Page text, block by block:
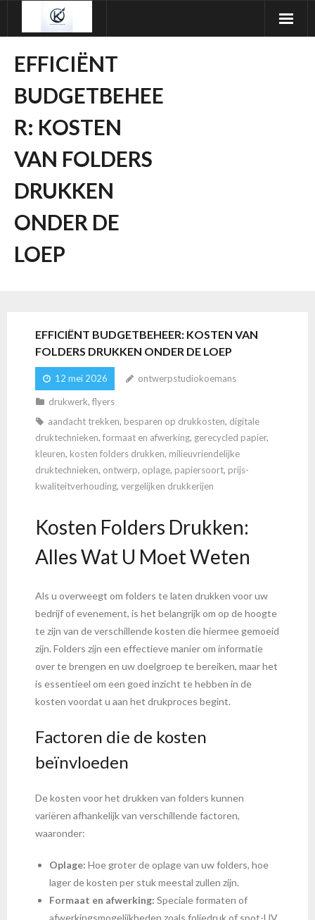
inhoudEFFICIËNT
BUDGETBEHEE
R: KOSTEN
VAN FOLDERS
DRUKKEN
ONDER DE
LOEP
EFFICIËNT BUDGETBEHEER: KOSTEN VAN
FOLDERS DRUKKEN ONDER DE LOEP
12 mei 2026 ontwerpstudiokoemans
drukwerk, flyers
aandacht trekken, besparen op drukkosten, digitale
druktechnieken, formaat en afwerking, gerecycled papier,
kleuren, kosten folders drukken, milieuvriendelijke
druktechnieken, ontwerp, oplage, papiersoort, prijs-
kwaliteitverhouding, vergelijken drukkerijen
Kosten Folders Drukken:
Alles Wat U Moet Weten
Als u overweegt om folders te laten drukken voor uw
bedrijf of evenement, is het belangrijk om op de hoogte
te zijn van de verschillende kosten die hiermee gemoeid
zijn. Folders zijn een effectieve manier om informatie
over te brengen en uw doelgroep te bereiken, maar het
is essentieel om een goed inzicht te hebben in de
kosten voordat u aan het drukproces begint.
Factoren die de kosten
beïnvloeden
De kosten voor het drukken van folders kunnen
variëren afhankelijk van verschillende factoren,
waaronder:
Oplage: Hoe groter de oplage van uw folders, hoe
lager de kosten per stuk meestal zullen zijn.
Formaat en afwerking: Speciale formaten of